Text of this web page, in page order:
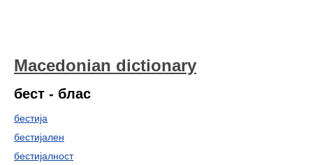
Macedonian dictionary
бест - блас
бестија
бестијален
бестијалност